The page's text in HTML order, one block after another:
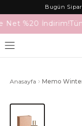
Bugün
Net %20 İndirim!
Anasayfa Memo